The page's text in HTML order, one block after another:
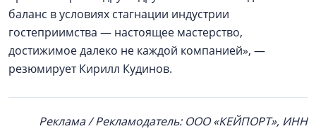
баланс в условиях стагнации индустрии
гостеприимства — настоящее мастерство,
достижимое далеко не каждой компанией», —
резюмирует Кирилл Кудинов.
Реклама / Рекламодатель: ООО «КЕЙПОРТ», ИНН